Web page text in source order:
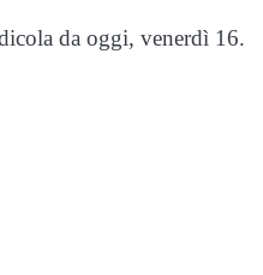
da oggi, venerdì 16.